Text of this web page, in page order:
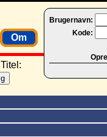
Brugernavn:
Kode:
Om
Titel: